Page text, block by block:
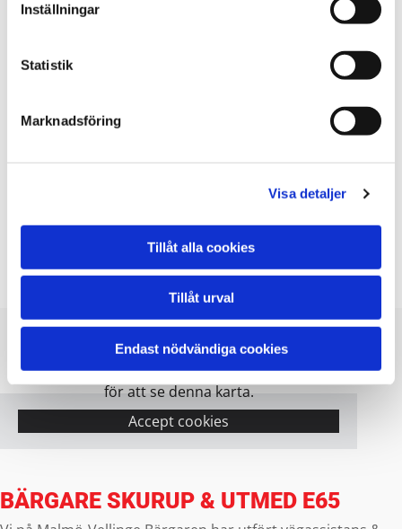
Inställningar
Statistik
Marknadsföring
Visa detaljer
Tillåt alla cookies
Tillåt urval
Endast nödvändiga cookies
Vänligen acceptera marknadsföringscookies
för att se denna karta.
Accept cookies
BÄRGARE SKURUP & UTMED E65